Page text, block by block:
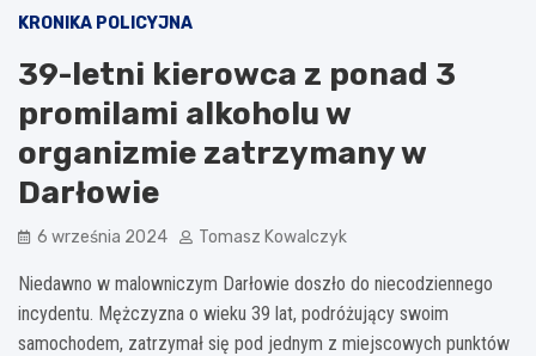
KRONIKA POLICYJNA
39-letni kierowca z ponad 3
promilami alkoholu w
organizmie zatrzymany w
Darłowie
6 września 2024 Tomasz Kowalczyk
Niedawno w malowniczym Darłowie doszło do niecodziennego
incydentu. Mężczyzna o wieku 39 lat, podróżujący swoim
samochodem, zatrzymał się pod jednym z miejscowych punktów